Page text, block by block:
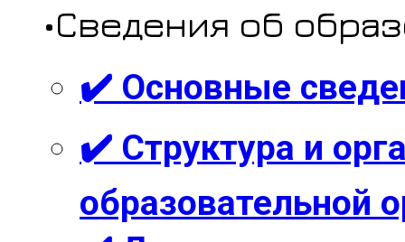
•Сведения об
✔️ Основные
✔️ Структура и
образовательной